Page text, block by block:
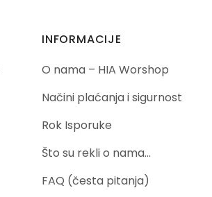
INFORMACIJE
O nama – HIA Worshop
Načini plaćanja i sigurnost
Rok Isporuke
Što su rekli o nama…
FAQ (česta pitanja)